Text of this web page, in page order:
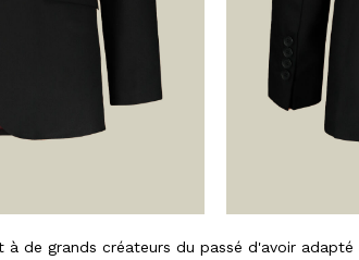
de grands créateurs du passé d'avoir